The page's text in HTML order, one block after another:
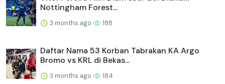
Nottingham Forest...
3 months ago 188
Daftar Nama 53 Korban Tabrakan KA Argo
Bromo vs KRL di Bekas...
3 months ago 184